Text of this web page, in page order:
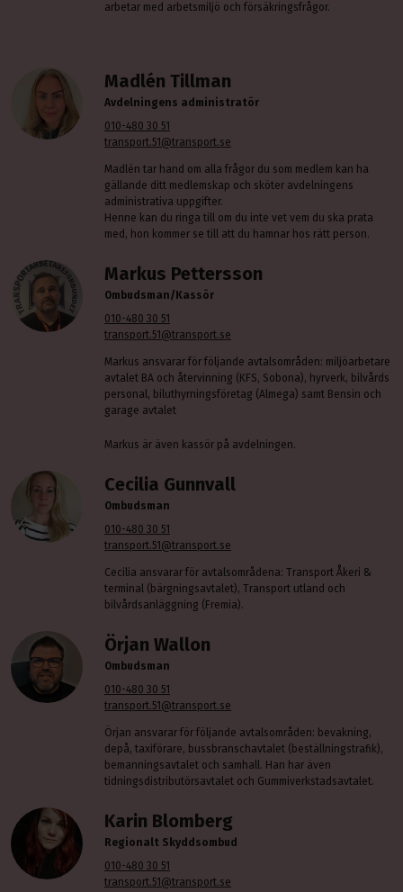
arbetar med arbetsmiljö och försäkringsfrågor.
Madlén Tillman
Avdelningens administratör
010-480 30 51
transport.51@transport.se
Madlén tar hand om alla frågor du som medlem kan ha
gällande ditt medlemskap och sköter avdelningens
administrativa uppgifter.
Henne kan du ringa till om du inte vet vem du ska prata
med, hon kommer se till att du hamnar hos rätt person.
Markus Pettersson
Ombudsman/Kassör
010-480 30 51
transport.51@transport.se
Markus ansvarar för följande avtalsområden: miljöarbetare
avtalet BA och återvinning (KFS, Sobona), hyrverk, bilvårds
personal, biluthyrningsföretag (Almega) samt Bensin och
garage avtalet
Markus är även kassör på avdelningen.
Cecilia Gunnvall
Ombudsman
010-480 30 51
transport.51@transport.se
Cecilia ansvarar för avtalsområdena: Transport Åkeri &
terminal (bärgningsavtalet), Transport utland och
bilvårdsanläggning (Fremia).
Örjan Wallon
Ombudsman
010-480 30 51
transport.51@transport.se
Örjan ansvarar för följande avtalsområden: bevakning,
depå, taxiförare, bussbranschavtalet (beställningstrafik),
bemanningsavtalet och samhall. Han har även
tidningsdistributörsavtalet och Gummiverkstadsavtalet.
Karin Blomberg
Regionalt Skyddsombud
010-480 30 51
transport.51@transport.se